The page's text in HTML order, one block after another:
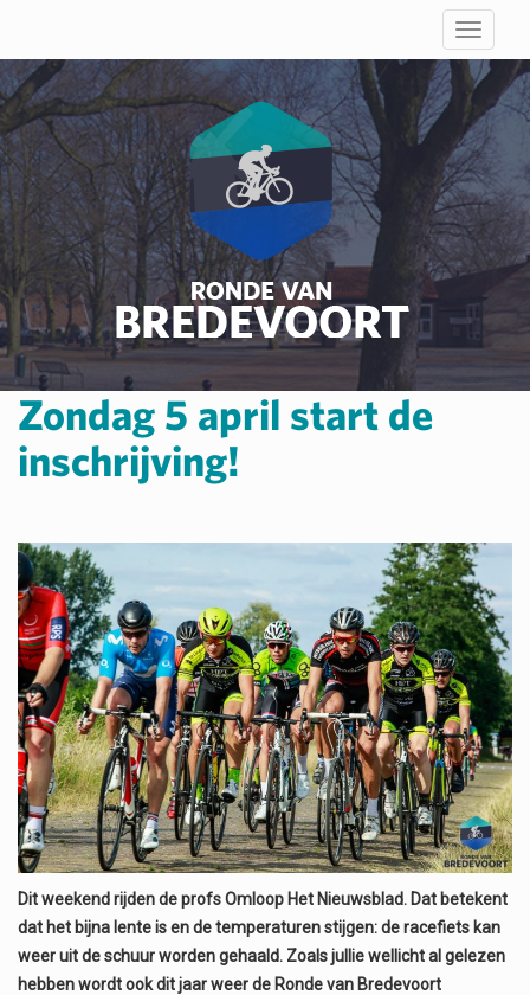
Toggle
Zondag 5 april start de
inschrijving!
Dit weekend rijden de profs Omloop Het Nieuwsblad. Dat betekent
dat het bijna lente is en de temperaturen stijgen: de racefiets kan
weer uit de schuur worden gehaald. Zoals jullie wellicht al gelezen
hebben wordt ook dit jaar weer de Ronde van Bredevoort